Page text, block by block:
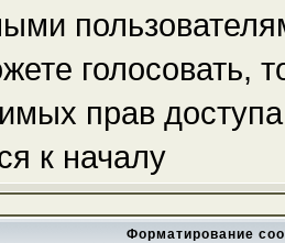
голосовать,
прав
к началу
Форматирование